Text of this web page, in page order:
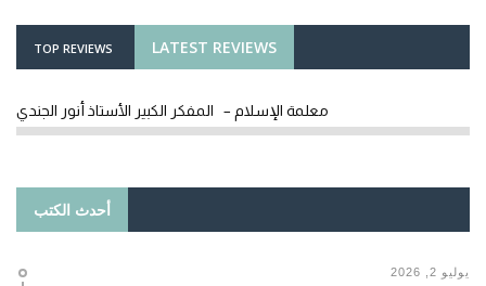
LATEST REVIEWS
TOP REVIEWS
معلمة الإسلام – المفكر الكبير الأستاذ أنور الجندي
أحدث الكتب
يوليو 2, 2026